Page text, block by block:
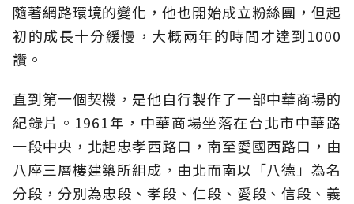
隨著網路環境的變化，他也開始成立粉絲團，但起
初的成長十分緩慢，大概兩年的時間才達到1000
讚。
直到第一個契機，是他自行製作了一部中華商場的
紀錄片。1961年，中華商場坐落在台北市中華路
一段中央，北起忠孝西路口，南至愛國西路口，由
八座三層樓建築所組成，由北而南以「八德」為名
分段，分別為忠段、孝段、仁段、愛段、信段、義